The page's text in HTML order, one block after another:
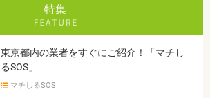
特集
東京都内の業者をすぐにご紹介！「マチし
るSOS」
マチしるSOS